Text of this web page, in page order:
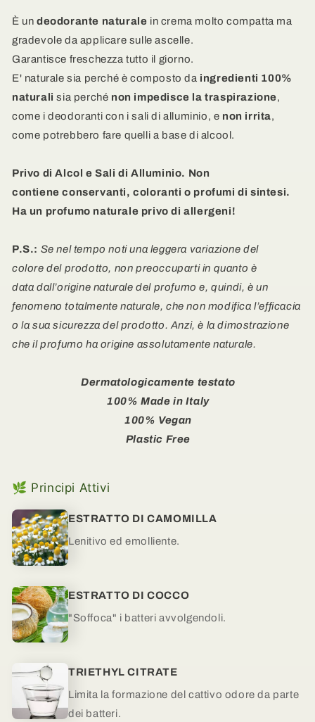
Brioso
-
e
Fiori
di
Arancio
Brioso
-
e
Fiori
di
Arancio
È un deodorante naturale in crema molto compatta ma
gradevole da applicare sulle ascelle.
Garantisce freschezza tutto il giorno.
E' naturale sia perché è composto da ingredienti 100%
naturalisia perché non impedisce la traspirazione,
come i deodoranti con i sali di alluminio, e non irrita,
come potrebbero fare quelli a base di alcool.
Privo di Alcol e Sali di Alluminio. Non
contiene conservanti, coloranti o profumi di sintesi.
Ha un profumo naturale privo di allergeni!
P.S.: Se nel tempo noti una leggera variazione del
colore del prodotto, non preoccuparti in quanto è
data dall’origine naturale del profumo e, quindi, è un
fenomeno totalmente naturale, che non modifica l’efficacia
o la sua sicurezza del prodotto. Anzi, è la dimostrazione
che il profumo ha origine assolutamente naturale.
Dermatologicamente testato
100% Made in Italy
100% Vegan
Plastic Free
🌿 Principi Attivi
ESTRATTO DI CAMOMILLA
Lenitivo ed emolliente.
ESTRATTO DI COCCO
"Soffoca" i batteri avvolgendoli.
TRIETHYL CITRATE
Limita la formazione del cattivo odore da parte
dei batteri.